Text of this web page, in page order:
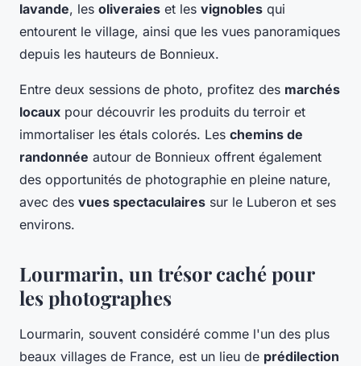
lavande, les oliveraies et les vignobles qui
entourent le village, ainsi que les vues panoramiques
depuis les hauteurs de Bonnieux.
Entre deux sessions de photo, profitez des marchés
locaux pour découvrir les produits du terroir et
immortaliser les étals colorés. Les chemins de
randonnée autour de Bonnieux offrent également
des opportunités de photographie en pleine nature,
avec des vues spectaculaires sur le Luberon et ses
environs.
Lourmarin, un trésor caché pour
les photographes
Lourmarin, souvent considéré comme l'un des plus
beaux villages de France, est un lieu de prédilection